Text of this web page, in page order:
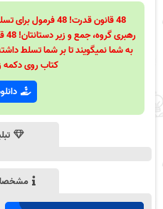
به شما نمیگویند تا بر شما تسلط
کتاب روی دکمه